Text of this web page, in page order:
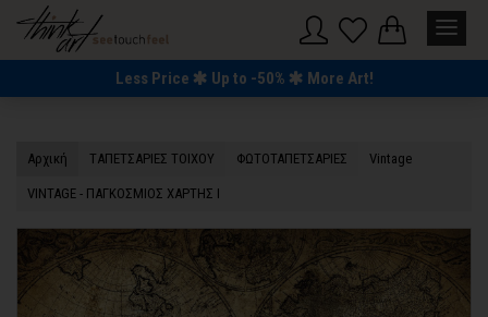
Less Price Up to -50% More Art!
Αρχική TΑΠΕΤΣΑΡΙΕΣ ΤΟΙΧΟΥ ΦΩΤΟΤΑΠΕΤΣΑΡΙΕΣ Vintage
VINTAGE - ΠΑΓΚΟΣΜΙΟΣ ΧΑΡΤΗΣ Ι